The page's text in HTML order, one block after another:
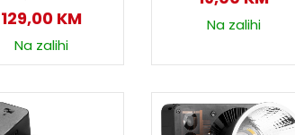
129,00 KM
Na zalihi
Na zalihi